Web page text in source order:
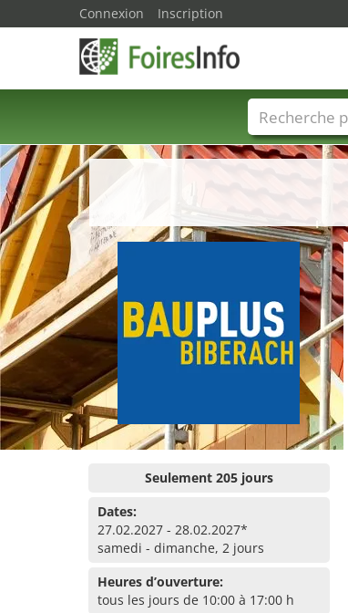
Seulement 205 jours
Dates:
27.02.2027 - 28.02.2027*
samedi - dimanche, 2 jours
Heures d’ouverture:
tous les jours de 10:00 à 17:00 h
Connexion Inscription
Foire noms